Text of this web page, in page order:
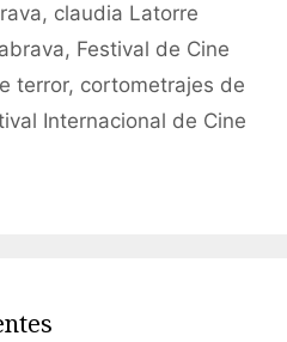
, claudia Latorre
, Festival de Cine
terror, cortometrajes de
Internacional de Cine